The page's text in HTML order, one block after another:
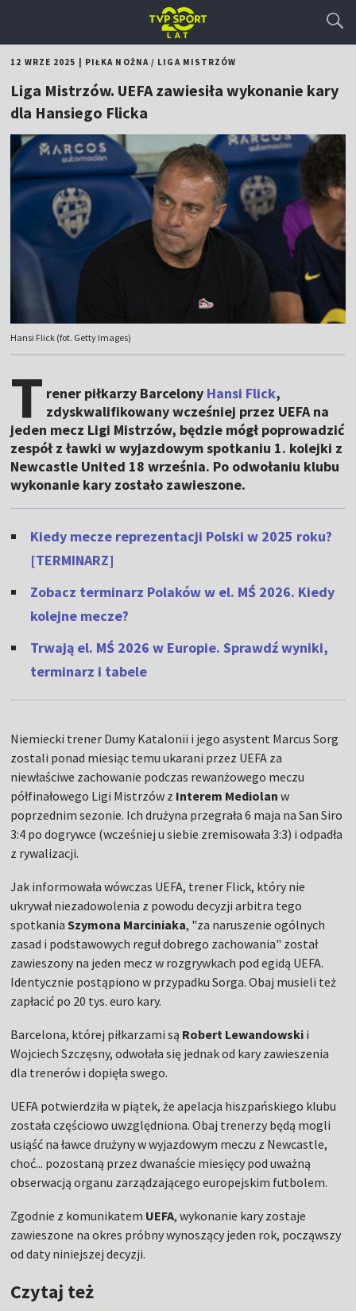
12 WRZE 2025 PIŁKA NOŻNA/ LIGA MISTRZÓW
Liga Mistrzów. UEFA zawiesiła wykonanie kary
dla Hansiego Flicka
Hansi Flick (fot. Getty Images)
T rener piłkarzy Barcelony Hansi Flick,
zdyskwalifikowany wcześniej przez UEFA na
jeden mecz Ligi Mistrzów, będzie mógł poprowadzić
zespół z ławki w wyjazdowym spotkaniu 1. kolejki z
Newcastle United 18 września. Po odwołaniu klubu
wykonanie kary zostało zawieszone.
Kiedy mecze reprezentacji Polski w 2025 roku?
[TERMINARZ]
Zobacz terminarz Polaków w el. MŚ 2026. Kiedy
kolejne mecze?
Trwają el. MŚ 2026 w Europie. Sprawdź wyniki,
terminarz i tabele
Niemiecki trener Dumy Katalonii i jego asystent Marcus Sorg
zostali ponad miesiąc temu ukarani przez UEFA za
niewłaściwe zachowanie podczas rewanżowego meczu
półfinałowego Ligi Mistrzów z Interem Mediolan w
poprzednim sezonie. Ich drużyna przegrała 6 maja na San Siro
3:4 po dogrywce (wcześniej u siebie zremisowała 3:3) i odpadła
z rywalizacji.
Jak informowała wówczas UEFA, trener Flick, który nie
ukrywał niezadowolenia z powodu decyzji arbitra tego
spotkaniaSzymona Marciniaka, "za naruszenie ogólnych
zasad i podstawowych reguł dobrego zachowania" został
zawieszony na jeden mecz w rozgrywkach pod egidą UEFA.
Identycznie postąpiono w przypadku Sorga. Obaj musieli też
zapłacić po 20 tys. euro kary.
Barcelona, której piłkarzami są Robert Lewandowski i
Wojciech Szczęsny, odwołała się jednak od kary zawieszenia
dla trenerów i dopięła swego.
UEFA potwierdziła w piątek, że apelacja hiszpańskiego klubu
została częściowo uwzględniona. Obaj trenerzy będą mogli
usiąść na ławce drużyny w wyjazdowym meczu z Newcastle,
choć... pozostaną przez dwanaście miesięcy pod uważną
obserwacją organu zarządzającego europejskim futbolem.
Zgodnie z komunikatem UEFA, wykonanie kary zostaje
zawieszone na okres próbny wynoszący jeden rok, począwszy
od daty niniejszej decyzji.
Czytaj też